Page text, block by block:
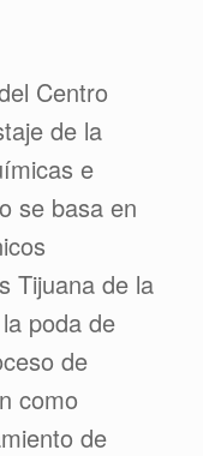
Centro
de la
e
se basa en
Tijuana de la
poda de
de
como
de